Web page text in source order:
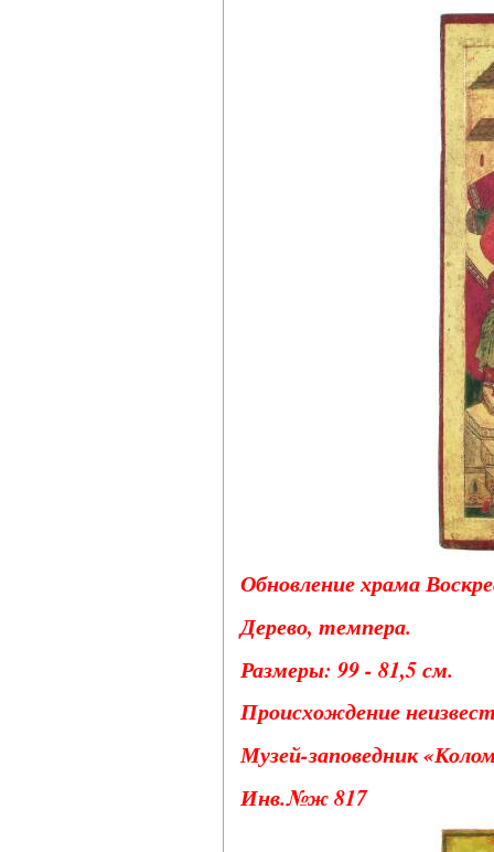
Обновление храма
Дерево, темпера.
Размеры: 99 - 81,5 см.
Происхождение
Музей-заповедник
Инв.№ж 817